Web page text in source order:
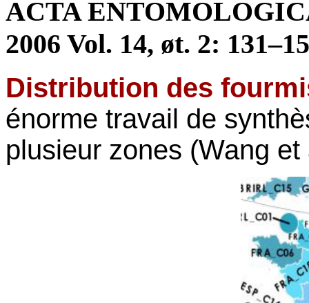
ACTA
2006 Vol. 14, øt. 2:
Distribution des
énorme travail de
plusieur zones (Wang et